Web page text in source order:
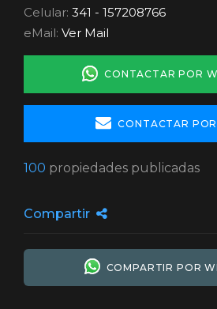
Celular: 341 - 157208766
eMail: Ver Mail
CONTACTAR POR
CONTACTAR
100 propiedades publicadas
Compartir
COMPARTIR POR